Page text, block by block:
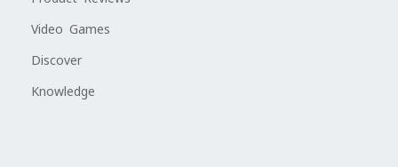
Video Games
Discover
Knowledge